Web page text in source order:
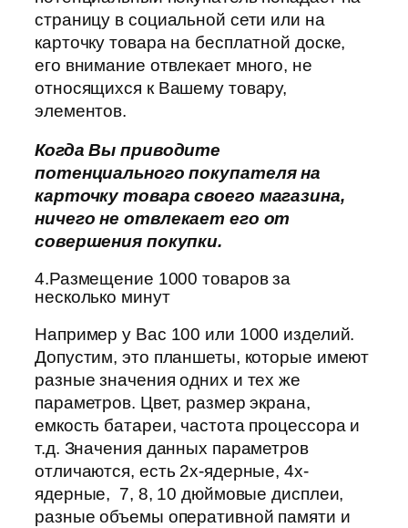
страницу в социальной сети или на
карточку товара на бесплатной доске,
его внимание отвлекает много, не
относящихся к Вашему товару,
элементов.
Когда Вы приводите
потенциального покупателя на
карточку товара своего магазина,
ничего не отвлекает его от
совершения покупки.
4.Размещение 1000 товаров за
несколько минут
Например у Вас 100 или 1000 изделий.
Допустим, это планшеты, которые имеют
разные значения одних и тех же
параметров. Цвет, размер экрана,
емкость батареи, частота процессора и
т.д. Значения данных параметров
отличаются, есть 2х-ядерные, 4х-
ядерные, 7, 8, 10 дюймовые дисплеи,
разные объемы оперативной памяти и